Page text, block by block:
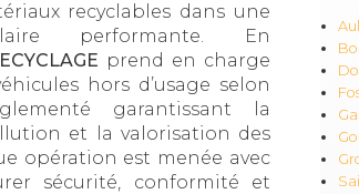
recyclables dans une
performante. En
prend en charge
hors d’usage selon
garantissant la
et la valorisation des
opération est menée avec
sécurité, conformité et